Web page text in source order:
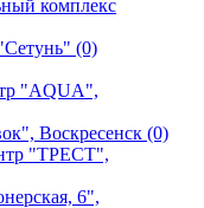
комплекс
(0)
"AQUA",
Воскресенск (0)
"ТРЕСТ",
6",